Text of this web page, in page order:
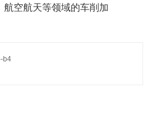
航空航天等领域的车削加